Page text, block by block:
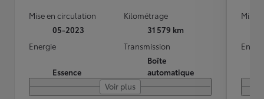
Mise en circulation
05-2023
Kilométrage
31 579 km
Energie
Essence
Transmission
Boîte
automatique
Voir plus
Mise